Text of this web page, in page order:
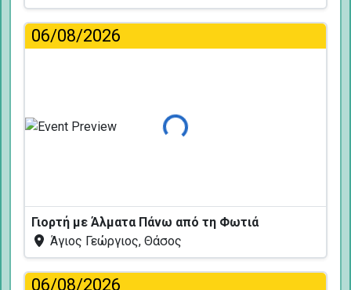
06/08/2026
Φόρτωση...
Γιορτή με Άλματα Πάνω από τη Φωτιά
Άγιος Γεώργιος, Θάσος
06/08/2026